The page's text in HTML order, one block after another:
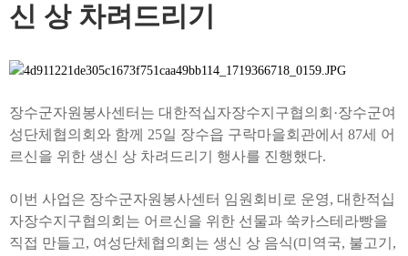
커뮤니티
신 상 차려드리기
장수군자원봉사센터는 대한적십자장수지구협의회·장수군여
성단체협의회와 함께 25일 장수읍 구락마을회관에서 87세 어
르신을 위한 생신 상 차려드리기 행사를 진행했다.
이번 사업은 장수군자원봉사센터 임원회비로 운영, 대한적십
자장수지구협의회는 어르신을 위한 선물과 쑥카스테라빵을
직접 만들고, 여성단체협의회는 생신 상 음식(미역국, 불고기,